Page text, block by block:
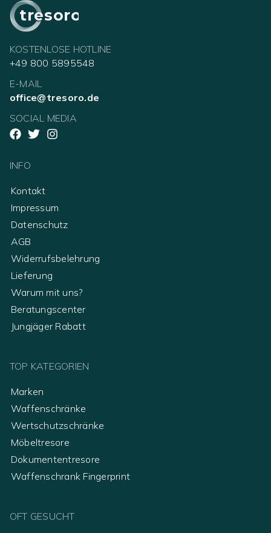
tresoro
KOSTENLOSE HOTLINE
+49 800 5895548
E-MAIL
office@tresoro.de
SOCIAL MEDIA
INFO
Kontakt
Impressum
Datenschutz
AGB
Widerrufsbelehrung
Lieferung
Warum mit uns?
Beratungscenter
Jungjäger Rabatt
TOP KATEGORIEN
Marken
Waffenschränke
Wertschutzschränke
Möbeltresore
Dokumententresore
Waffenschrank Fingerprint
OFT GESUCHT